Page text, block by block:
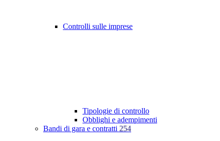
Controlli sulle imprese
Tipologie di controllo
Obblighi e adempimenti
Bandi di gara e contratti 254